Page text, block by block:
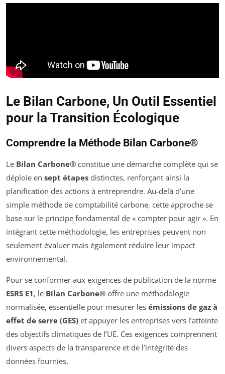
Le Bilan Carbone, Un Outil Essentiel
pour la Transition Écologique
Comprendre la Méthode Bilan Carbone®
Le Bilan Carbone® constitue une démarche complète qui se
déploie en sept étapes distinctes, renforçant ainsi la
planification des actions à entreprendre. Au-delà d’une
simple méthode de comptabilité carbone, cette approche se
base sur le principe fondamental de « compter pour agir ». En
intégrant cette méthodologie, les entreprises peuvent non
seulement évaluer mais également réduire leur impact
environnemental.
Pour se conformer aux exigences de publication de la norme
ESRS E1, le Bilan Carbone® offre une méthodologie
normalisée, essentielle pour mesurer les émissions de gaz à
effet de serre (GES) et appuyer les entreprises vers l’atteinte
des objectifs climatiques de l’UE. Ces exigences comprennent
divers aspects de la transparence et de l’intégrité des
données fournies.